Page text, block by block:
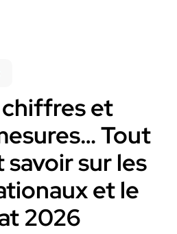
et
Tout
savoir sur les
et le
2026